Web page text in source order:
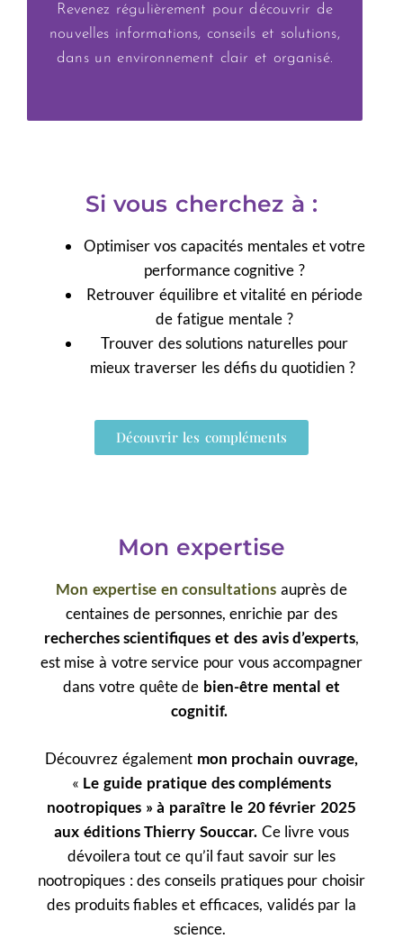
Revenez régulièrement pour découvrir de
nouvelles informations, conseils et solutions,
dans un environnement clair et organisé.
Si vous cherchez à :
Optimiser vos capacités mentales et votre
performance cognitive ?
Retrouver équilibre et vitalité en période
de fatigue mentale ?
Trouver des solutions naturelles pour
mieux traverser les défis du quotidien ?
Découvrir les compléments
Mon expertise
Mon expertise en consultations auprès de
centaines de personnes, enrichie par des
recherches scientifiques et des avis d’experts,
est mise à votre service pour vous accompagner
dans votre quête de bien-être mental et
cognitif.
Découvrez également mon prochain ouvrage,
« Le guide pratique des compléments
nootropiques »à paraître le 20 février 2025
aux éditions Thierry Souccar. Ce livre vous
dévoilera tout cequ’il faut savoir sur les
nootropiques : des conseils pratiques pour choisir
des produits fiables et efficaces, validés par la
science.